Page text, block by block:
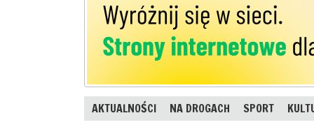
AKTUALNOŚCI NA DROGACH SPORT